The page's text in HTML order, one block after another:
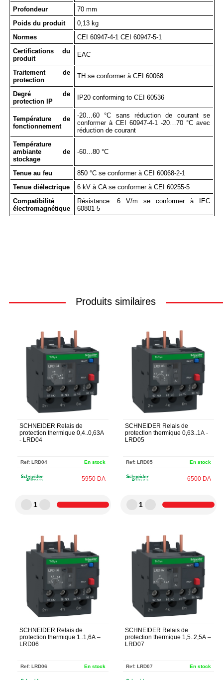
Profondeur
70 mm
Poids du produit
0,13 kg
Normes
CEI 60947-4-1 CEI 60947-5-1
Certifications du
produit
EAC
Traitement de
protection
TH se conformer à CEI 60068
Degré de
protection IP
IP20 conforming to CEI 60536
Température de
fonctionnement
-20…60 °C sans réduction de courant se
conformer à CEI 60947-4-1 -20…70 °C avec
réduction de courant
Température
ambiante de
stockage
-60…80 °C
Tenue au feu
850 °C se conformer à CEI 60068-2-1
Tenue diélectrique
6 kV à CA se conformer à CEI 60255-5
Compatibilité
électromagnétique
Résistance: 6 V/m se conformer à IEC
60801-5
Produits similaires
SCHNEIDER Relais de
protection thermique 0,4..0,63A
- LRD04
Ref: LRD04 En stock
5950 DA
1
SCHNEIDER Relais de
protection thermique 0,63..1A -
LRD05
Ref: LRD05 En stock
6500 DA
1
SCHNEIDER Relais de
protection thermique 1..1,6A –
LRD06
Ref: LRD06 En stock
SCHNEIDER Relais de
protection thermique 1,5..2,5A –
LRD07
Ref: LRD07 En stock